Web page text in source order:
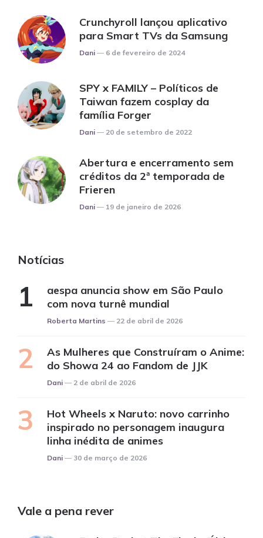
Crunchyroll lançou aplicativo
para Smart TVs da Samsung
Posted
Dani 6 de fevereiro de 2024
SPY x FAMILY – Políticos de
Taiwan fazem cosplay da
família Forger
Posted
Dani 20 de setembro de 2022
Abertura e encerramento sem
créditos da 2ª temporada de
Frieren
Posted
Dani 19 de janeiro de 2026
Notícias
aespa anuncia show em São Paulo
com nova turnê mundial
Posted
Roberta Martins 22 de abril de 2026
As Mulheres que Construíram o Anime:
do Showa 24 ao Fandom de JJK
Posted
Dani 2 de abril de 2026
Hot Wheels x Naruto: novo carrinho
inspirado no personagem inaugura
linha inédita de animes
Posted
Dani 30 de março de 2026
Vale a pena rever